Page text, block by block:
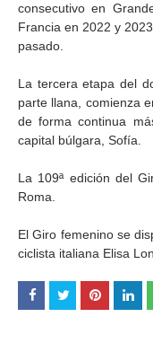
consecutivo en
Francia en 2022 y
pasado.
La tercera etapa del
parte llana, comienza
de forma continua
capital búlgara, Sofía.
La 109ª edición del
Roma.
El Giro femenino se
ciclista italiana Elisa